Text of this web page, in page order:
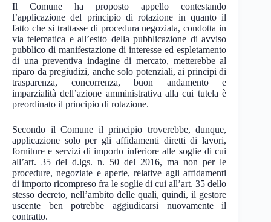
Il Comune ha proposto appello contestando
l’applicazione del principio di rotazione in quanto il
fatto che si trattasse di procedura negoziata, condotta in
via telematica e all’esito della pubblicazione di avviso
pubblico di manifestazione di interesse ed espletamento
di una preventiva indagine di mercato, metterebbe al
riparo da pregiudizi, anche solo potenziali, ai principi di
trasparenza, concorrenza, buon andamento e
imparzialità dell’azione amministrativa alla cui tutela è
preordinato il principio di rotazione.
Secondo il Comune il principio troverebbe, dunque,
applicazione solo per gli affidamenti diretti di lavori,
forniture e servizi di importo inferiore alle soglie di cui
all’art. 35 del d.lgs. n. 50 del 2016, ma non per le
procedure, negoziate e aperte, relative agli affidamenti
di importo ricompreso fra le soglie di cui all’art. 35 dello
stesso decreto, nell’ambito delle quali, quindi, il gestore
uscente ben potrebbe aggiudicarsi nuovamente il
contratto.